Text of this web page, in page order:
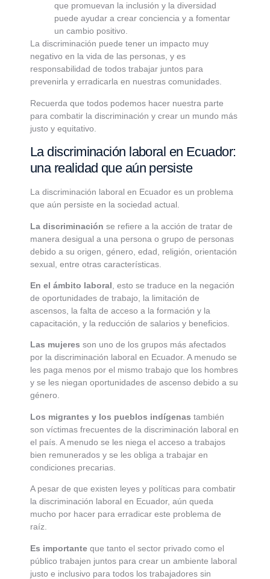
que promuevan la inclusión y la diversidad
puede ayudar a crear conciencia y a fomentar
un cambio positivo.
La discriminación puede tener un impacto muy
negativo en la vida de las personas, y es
responsabilidad de todos trabajar juntos para
prevenirla y erradicarla en nuestras comunidades.
Recuerda que todos podemos hacer nuestra parte
para combatir la discriminación y crear un mundo más
justo y equitativo.
La discriminación laboral en Ecuador:
una realidad que aún persiste
La discriminación laboral en Ecuador es un problema
que aún persiste en la sociedad actual.
La discriminación se refiere a la acción de tratar de
manera desigual a una persona o grupo de personas
debido a su origen, género, edad, religión, orientación
sexual, entre otras características.
En el ámbito laboral , esto se traduce en la negación
de oportunidades de trabajo, la limitación de
ascensos, la falta de acceso a la formación y la
capacitación, y la reducción de salarios y beneficios.
Las mujeres son uno de los grupos más afectados
por la discriminación laboral en Ecuador. A menudo se
les paga menos por el mismo trabajo que los hombres
y se les niegan oportunidades de ascenso debido a su
género.
Los migrantes y los pueblos indígenas también
son víctimas frecuentes de la discriminación laboral en
el país. A menudo se les niega el acceso a trabajos
bien remunerados y se les obliga a trabajar en
condiciones precarias.
A pesar de que existen leyes y políticas para combatir
la discriminación laboral en Ecuador, aún queda
mucho por hacer para erradicar este problema de
raíz.
Es importante que tanto el sector privado como el
público trabajen juntos para crear un ambiente laboral
justo e inclusivo para todos los trabajadores sin